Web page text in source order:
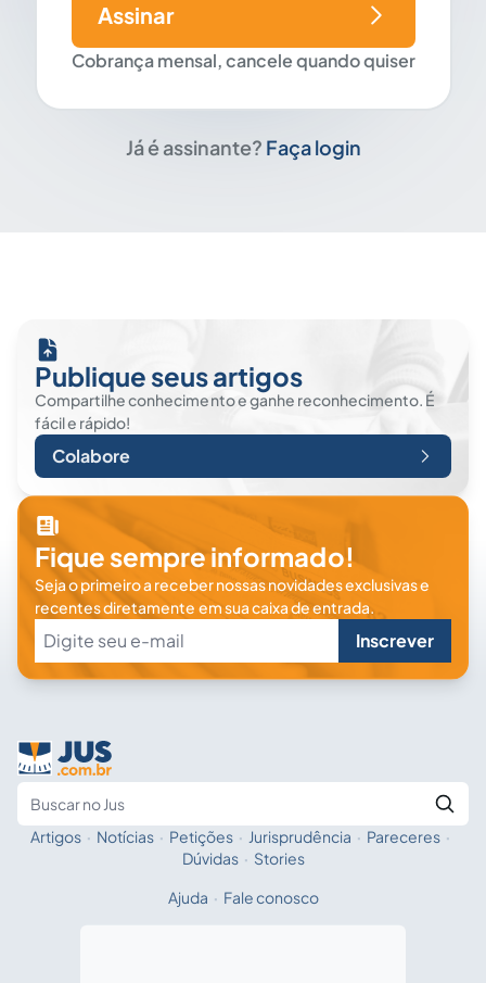
Cobrança mensal, cancele quando quiser
Assinar
Já é assinante? Faça login
Publique seus artigos
Compartilhe conhecimento e ganhe reconhecimento. É
fácil e rápido!
Colabore
Fique sempre informado!
Seja o primeiro a receber nossas novidades exclusivas e
recentes diretamente em sua caixa de entrada.
Inscrever
Fale com a IA
Artigos · Notícias · Petições · Jurisprudência · Pareceres ·
Dúvidas · Stories
Ajuda · Fale conosco